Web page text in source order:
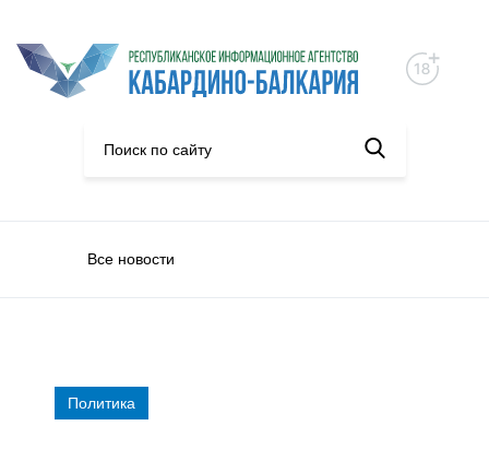
Все новости
Политика